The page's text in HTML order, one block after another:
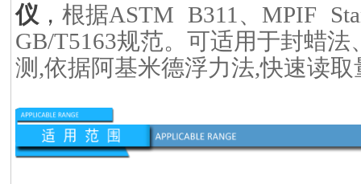
仪 ， 根据ASTM B311、MPIF
GB/T5163规范。可适用于封蜡
测,依据阿基米德浮力法,快速读